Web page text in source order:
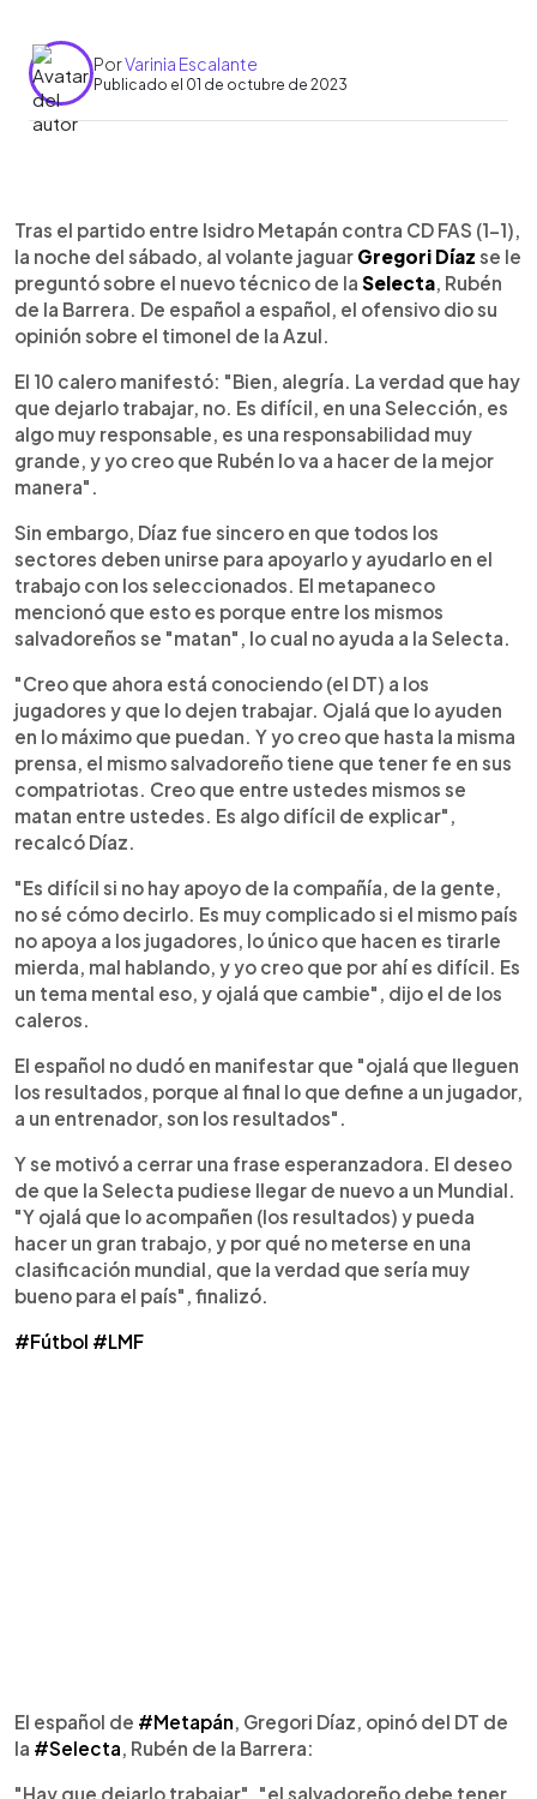
PorVarinia Escalante
Publicado el 01 de octubre de 2023
► Escuchar artículo
Tras el partido entre Isidro Metapán contra CD FAS (1-1),
la noche del sábado, al volante jaguar Gregori Díaz se le
preguntó sobre el nuevo técnico de la Selecta, Rubén
de la Barrera. De español a español, el ofensivo dio su
opinión sobre el timonel de la Azul.
El 10 calero manifestó: "Bien, alegría. La verdad que hay
que dejarlo trabajar, no. Es difícil, en una Selección, es
algo muy responsable, es una responsabilidad muy
grande, y yo creo que Rubén lo va a hacer de la mejor
manera".
Sin embargo, Díaz fue sincero en que todos los
sectores deben unirse para apoyarlo y ayudarlo en el
trabajo con los seleccionados. El metapaneco
mencionó que esto es porque entre los mismos
salvadoreños se "matan", lo cual no ayuda a la Selecta.
"Creo que ahora está conociendo (el DT) a los
jugadores y que lo dejen trabajar. Ojalá que lo ayuden
en lo máximo que puedan. Y yo creo que hasta la misma
prensa, el mismo salvadoreño tiene que tener fe en sus
compatriotas. Creo que entre ustedes mismos se
matan entre ustedes. Es algo difícil de explicar",
recalcó Díaz.
"Es difícil si no hay apoyo de la compañía, de la gente,
no sé cómo decirlo. Es muy complicado si el mismo país
no apoya a los jugadores, lo único que hacen es tirarle
mierda, mal hablando, y yo creo que por ahí es difícil. Es
un tema mental eso, y ojalá que cambie", dijo el de los
caleros.
El español no dudó en manifestar que "ojalá que lleguen
los resultados, porque al final lo que define a un jugador,
a un entrenador, son los resultados".
Y se motivó a cerrar una frase esperanzadora. El deseo
de que la Selecta pudiese llegar de nuevo a un Mundial.
"Y ojalá que lo acompañen (los resultados) y pueda
hacer un gran trabajo, y por qué no meterse en una
clasificación mundial, que la verdad que sería muy
bueno para el país", finalizó.
#Fútbol #LMF
El español de #Metapán, Gregori Díaz, opinó del DT de
la #Selecta, Rubén de la Barrera:
"Hay que dejarlo trabajar", "el salvadoreño debe tener